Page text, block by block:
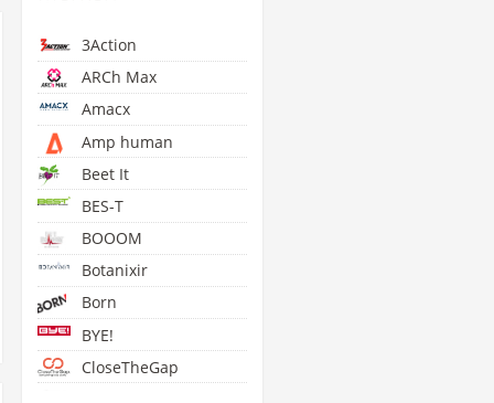
3Action
ARCh Max
Amacx
Amp human
Beet It
BES-T
BOOOM
Botanixir
Born
BYE!
CloseTheGap